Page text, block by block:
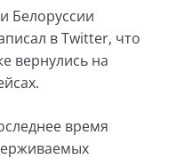
Белоруссии
в Twitter, что
вернулись на
время